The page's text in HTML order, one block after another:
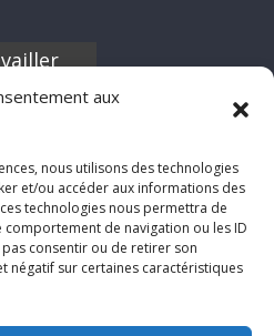
aux
nous utilisons des technologies
et/ou accéder aux informations des
technologies nous permettra de
de navigation ou les ID
consentir ou de retirer son
négatif sur certaines caractéristiques
n'hésite
envoyer
de
de films,
des billets
: